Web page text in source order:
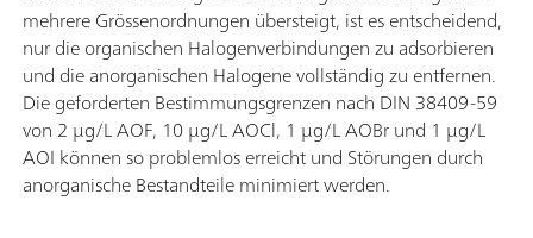
mehrere Grössenordnungen übersteigt, ist es entscheidend,
nur die organischen Halogenverbindungen zu adsorbieren
und die anorganischen Halogene vollständig zu entfernen.
Die geforderten Bestimmungsgrenzen nach DIN 38409-59
von 2 µg/L AOF, 10 µg/L AOCl, 1 µg/L AOBr und 1 µg/L
AOI können so problemlos erreicht und Störungen durch
anorganische Bestandteile minimiert werden.